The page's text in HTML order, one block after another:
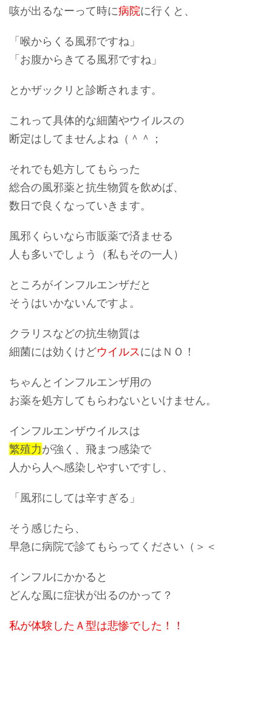
咳が出るなーって時に病院に行くと、
「喉からくる風邪ですね」
「お腹からきてる風邪ですね」
とかザックリと診断されます。
これって具体的な細菌やウイルスの
断定はしてませんよね（＾＾；
それでも処方してもらった
総合の風邪薬と抗生物質を飲めば、
数日で良くなっていきます。
風邪くらいなら市販薬で済ませる
人も多いでしょう（私もその一人）
ところがインフルエンザだと
そうはいかないんですよ。
クラリスなどの抗生物質は
細菌には効くけどウイルスにはＮＯ！
ちゃんとインフルエンザ用の
お薬を処方してもらわないといけません。
インフルエンザウイルスは
繁殖力が強く、飛まつ感染で
人から人へ感染しやすいですし、
「風邪にしては辛すぎる」
そう感じたら、
早急に病院で診てもらってください（＞＜
インフルにかかると
どんな風に症状が出るのかって？
私が体験したＡ型は悲惨でした！！